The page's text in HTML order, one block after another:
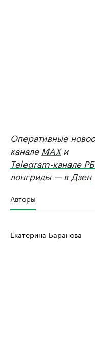
Оперативные
канале MAXи
Telegram-канале
лонгриды — в Дзен
Авторы
Екатерина Баранова